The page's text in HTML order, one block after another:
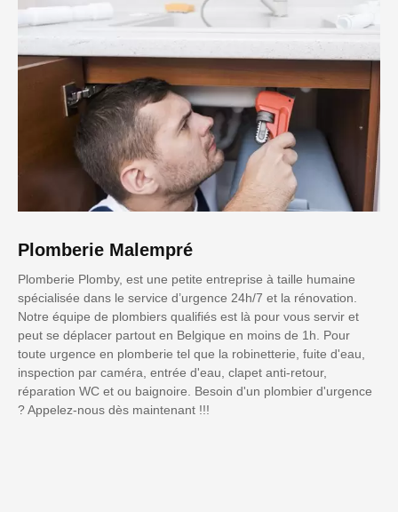
Plomberie Malempré
Plomberie Plomby, est une petite entreprise à taille humaine
spécialisée dans le service d’urgence 24h/7 et la rénovation.
Notre équipe de plombiers qualifiés est là pour vous servir et
peut se déplacer partout en Belgique en moins de 1h. Pour
toute urgence en plomberie tel que la robinetterie, fuite d'eau,
inspection par caméra, entrée d'eau, clapet anti-retour,
réparation WC et ou baignoire. Besoin d'un plombier d'urgence
? Appelez-nous dès maintenant !!!